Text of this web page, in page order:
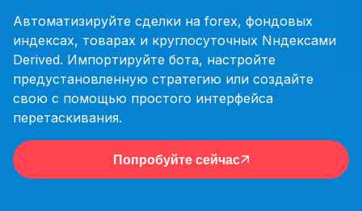
Автоматизируйте сделки на forex, фондовых
индексах, товарах и круглосуточных Nндексами
Derived. Импортируйте бота, настройте
предустановленную стратегию или создайте
свою с помощью простого интерфейса
перетаскивания.
Попробуйте сейчас